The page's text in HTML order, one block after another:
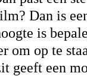
Dan is
is
om op te
geeft een